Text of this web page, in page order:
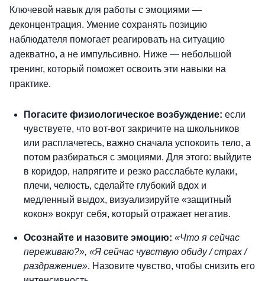
Ключевой навык для работы с эмоциями —
деконцентрация. Умение сохранять позицию
наблюдателя помогает реагировать на ситуацию
адекватно, а не импульсивно. Ниже — небольшой
тренинг, который поможет освоить эти навыки на
практике.
Погасите физиологическое возбуждение: если
чувствуете, что вот-вот закричите на школьников
или расплачетесь, важно сначала успокоить тело, а
потом разбираться с эмоциями. Для этого: выйдите
в коридор, напрягите и резко расслабьте кулаки,
плечи, челюсть, сделайте глубокий вдох и
медленный выдох, визуализируйте «защитный
кокон» вокруг себя, который отражает негатив.
Осознайте и назовите эмоцию: «Что я сейчас
переживаю?», «Я сейчас чувствую обиду / страх /
раздражение». Назовите чувство, чтобы снизить его